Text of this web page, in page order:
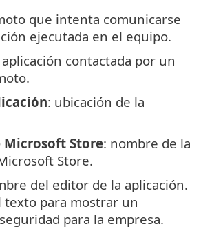
que intenta comunicarse
ejecutada en el equipo.
aplicación contactada por un
: ubicación de la
Store: nombre de la
Store.
del editor de la aplicación.
texto para mostrar un
para la empresa.